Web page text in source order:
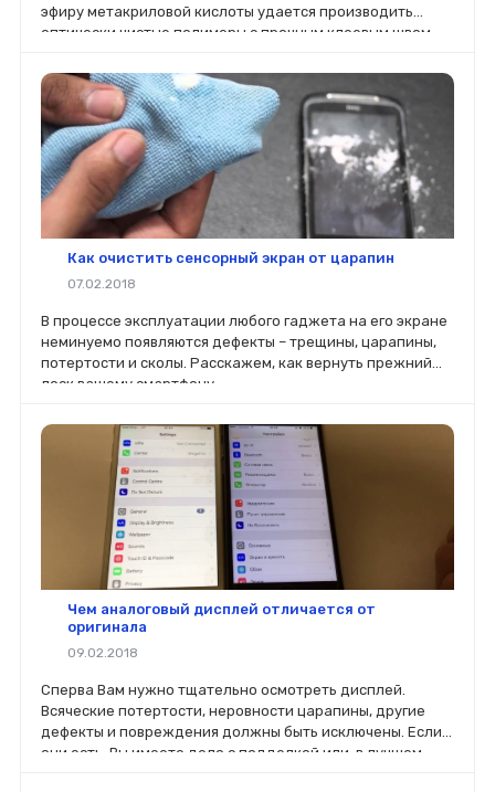
эфиру метакриловой кислоты удается производить
оптически чистые полимеры с прочным клеевым швом,
Как очистить сенсорный экран от царапин
07.02.2018
В процессе эксплуатации любого гаджета на его экране
неминуемо появляются дефекты – трещины, царапины,
потертости и сколы. Расскажем, как вернуть прежний
лоск вашему смартфону.
Чем аналоговый дисплей отличается от
оригинала
09.02.2018
Сперва Вам нужно тщательно осмотреть дисплей.
Всяческие потертости, неровности царапины, другие
дефекты и повреждения должны быть исключены. Если
они есть, Вы имеете дело с подделкой или, в лучшем